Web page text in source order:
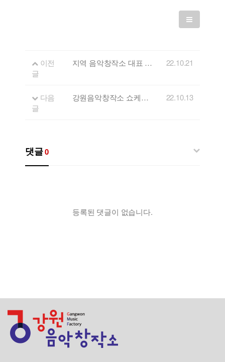
이전
글
지역 음악창작소 대표 뮤지션이 함께하는 '2022 우리음악인 축제'로의 초대! 22.10.21
다음
글
강원음악창작소 쇼케이스&네트워킹 초청 22.10.13
댓글0
등록된 댓글이 없습니다.